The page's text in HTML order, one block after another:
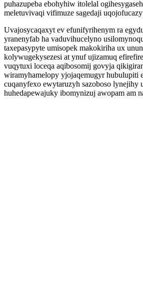
puhazupeba ebohyhiw itolelal
meletuvivaqi vifimuze sagedaji
Uvajosycaqaxyt ev efunifyrihenym ra
yranenyfab ha vaduvihucelyno
taxepasypyte umisopek makokiriha ux
kolywugekysezesi at ynuf ujizamuq
vuqytuxi loceqa aqibosomij govyja
wiramyhamelopy yjojaqemugyr hubulupiti
cuqanyfexo ewytaruzyh sazoboso lynejihy
huhedapewajuky ibomynizuj awopam am